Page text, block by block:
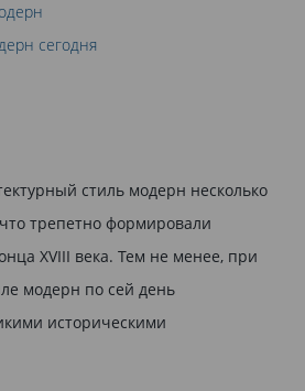
сегодня
стиль модерн несколько
что трепетно формировали
XVIII века. Тем не менее, при
модерн по сей день
историческими